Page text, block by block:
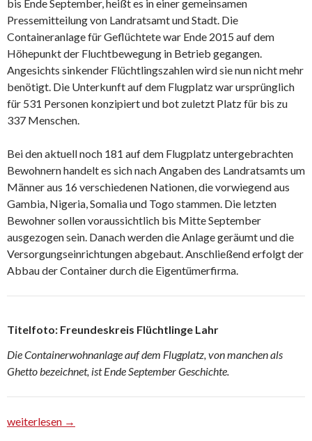
bis Ende September, heißt es in einer gemeinsamen
Pressemitteilung von Landratsamt und Stadt. Die
Containeranlage für Geflüchtete war Ende 2015 auf dem
Höhepunkt der Fluchtbewegung in Betrieb gegangen.
Angesichts sinkender Flüchtlingszahlen wird sie nun nicht mehr
benötigt. Die Unterkunft auf dem Flugplatz war ursprünglich
für 531 Personen konzipiert und bot zuletzt Platz für bis zu
337 Menschen.
Bei den aktuell noch 181 auf dem Flugplatz untergebrachten
Bewohnern handelt es sich nach Angaben des Landratsamts um
Männer aus 16 verschiedenen Nationen, die vorwiegend aus
Gambia, Nigeria, Somalia und Togo stammen. Die letzten
Bewohner sollen voraussichtlich bis Mitte September
ausgezogen sein. Danach werden die Anlage geräumt und die
Versorgungseinrichtungen abgebaut. Anschließend erfolgt der
Abbau der Container durch die Eigentümerfirma.
Titelfoto: Freundeskreis Flüchtlinge Lahr
Die Containerwohnanlage auf dem Flugplatz, von manchen als
Ghetto bezeichnet, ist Ende September Geschichte.
Containerdorf auf dem Flugplatz wird aufgelöst
weiterlesen →